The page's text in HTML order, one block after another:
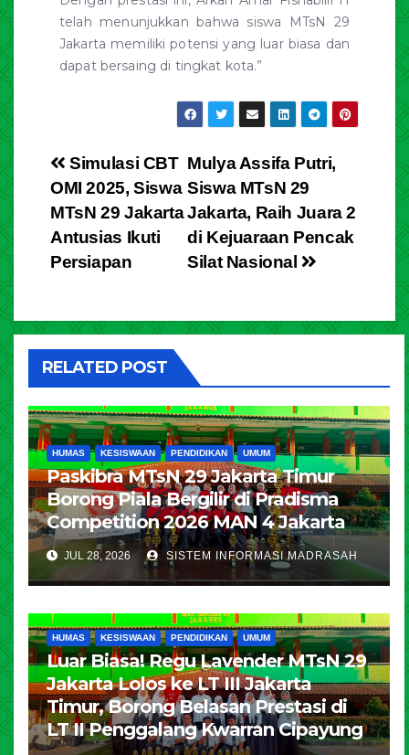
telah menunjukkan bahwa siswa MTsN 29
Jakarta memiliki potensi yang luar biasa dan
dapat bersaing di tingkat kota.”
Mulya Assifa Putri,
Siswa MTsN 29
Jakarta, Raih Juara 2
di Kejuaraan Pencak
Silat Nasional
Simulasi CBT
OMI 2025, Siswa
MTsN 29 Jakarta
Antusias Ikuti
Persiapan
RELATED POST
HUMAS KESISWAAN PENDIDIKAN UMUM
Paskibra MTsN 29 Jakarta Timur
Borong Piala Bergilir di Pradisma
Competition 2026 MAN 4 Jakarta
JUL 28, 2026 SISTEM INFORMASI MADRASAH
HUMAS KESISWAAN PENDIDIKAN UMUM
Luar Biasa! Regu Lavender MTsN 29
Jakarta Lolos ke LT III Jakarta
Timur, Borong Belasan Prestasi di
LT II Penggalang Kwarran Cipayung